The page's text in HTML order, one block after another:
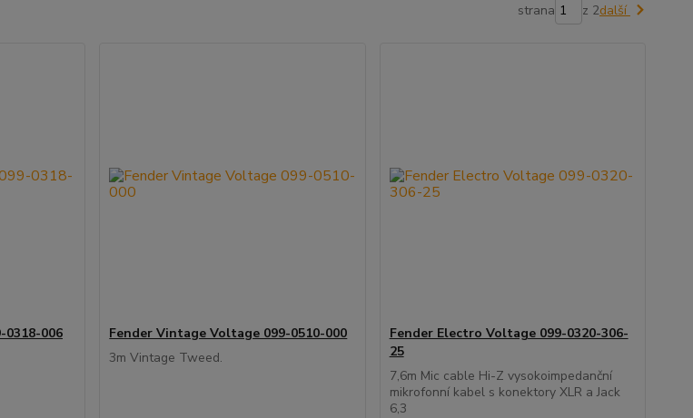
strana z 2další
006
Fender Vintage Voltage 099-0510-000
3m Vintage Tweed.
Fender Electro Voltage 099-0320-306-
25
7,6m Mic cable Hi-Z vysokoimpedanční
mikrofonní kabel s konektory XLR a Jack
6,3